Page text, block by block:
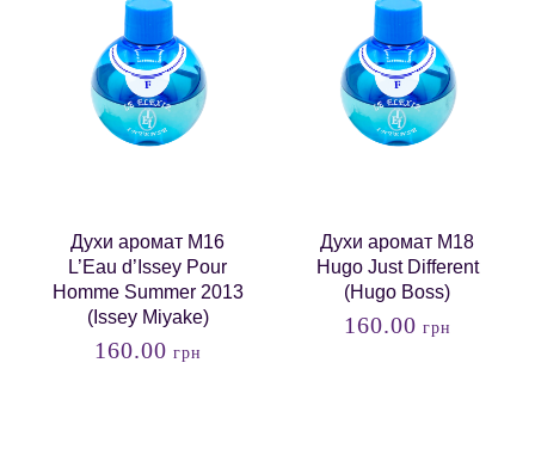
Духи аромат M16
L’Eau d’Issey Pour
Homme Summer 2013
(Issey Miyake)
160.00 грн
Духи аромат M18
Hugo Just Different
(Hugo Boss)
160.00 грн